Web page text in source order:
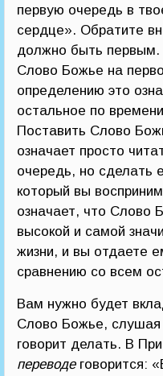
первую очередь в
сердце». Обратите
должно быть первым.
Слово Божье на
определению это
остальное по
Поставить Слово
означает просто
очередь, но сделать
который вы
означает, что Слово
высокой и самой
жизни, и вы отдаете
сравнению со всем
Вам нужно будет
Слово Божье, слушая
говорит делать. В
переводеговорится: